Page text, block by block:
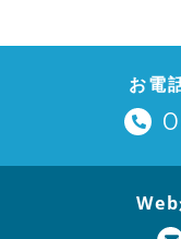
お電